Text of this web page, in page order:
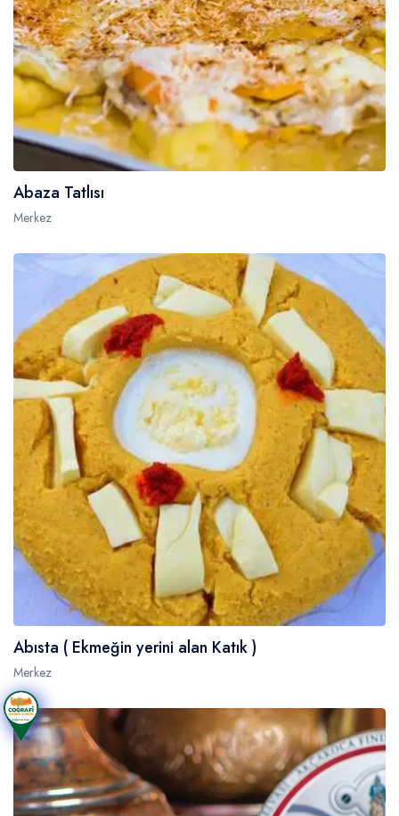
Abaza Tatlısı
Merkez
Abısta ( Ekmeğin yerini alan Katık )
Merkez